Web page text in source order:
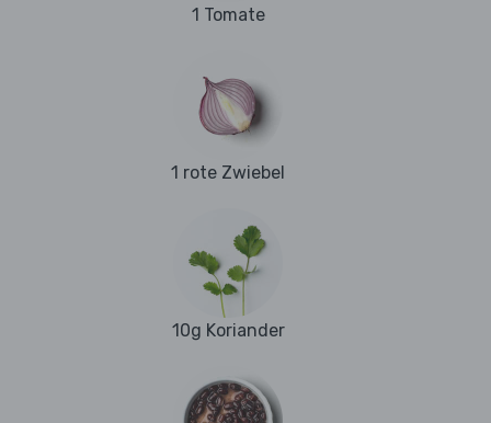
1 Tomate
1 rote Zwiebel
10g Koriander